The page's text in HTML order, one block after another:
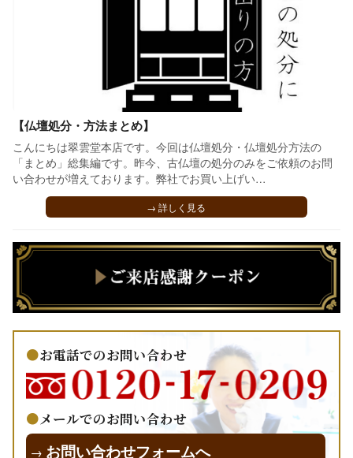
【仏壇処分・方法まとめ】
こんにちは翠雲堂本店です。今回は仏壇処分・仏壇処分方法の
「まとめ」総集編です。昨今、古仏壇の処分のみをご依頼のお問
い合わせが増えております。弊社でお買い上げい…
→ 詳しく見る
お電話でのお問い合わせ
メールでのお問い合わせ
→ お問い合わせフォームへ